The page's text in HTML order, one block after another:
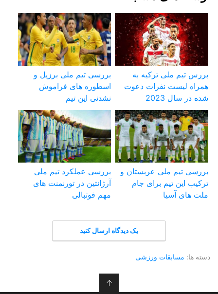
بررس تیم ملی ترکیه به
همراه لیست نفرات دعوت
شده در سال 2023
بررسی تیم ملی برزیل و
اسطوره های فراموش
نشدنی این تیم
بررسی تیم ملی عربستان و
ترکیب این تیم برای جام
ملت های آسیا
بررسی عملکرد تیم ملی
آرژانتین در تورنمنت های
مهم فوتبالی
یک دیدگاه ارسال کنید
دسته ها: مسابقات ورزشی
↑